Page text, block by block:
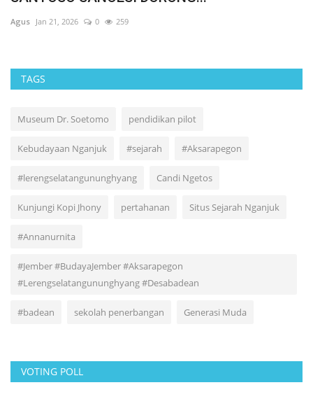
Agus May 9, 2026 0 120
TAGS
Museum Dr. Soetomo pendidikan pilot
Kebudayaan Nganjuk #sejarah #Aksarapegon
#lerengselatangununghyang Candi Ngetos
Kunjungi Kopi Jhony pertahanan Situs Sejarah Nganjuk
#Annanurnita
#Jember #BudayaJember #Aksarapegon
#Lerengselatangununghyang #Desabadean
#badean sekolah penerbangan Generasi Muda
VOTING POLL